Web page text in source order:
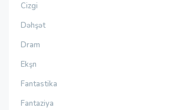
Cizgi
Dəhşət
Dram
Ekşn
Fantastika
Fantaziya